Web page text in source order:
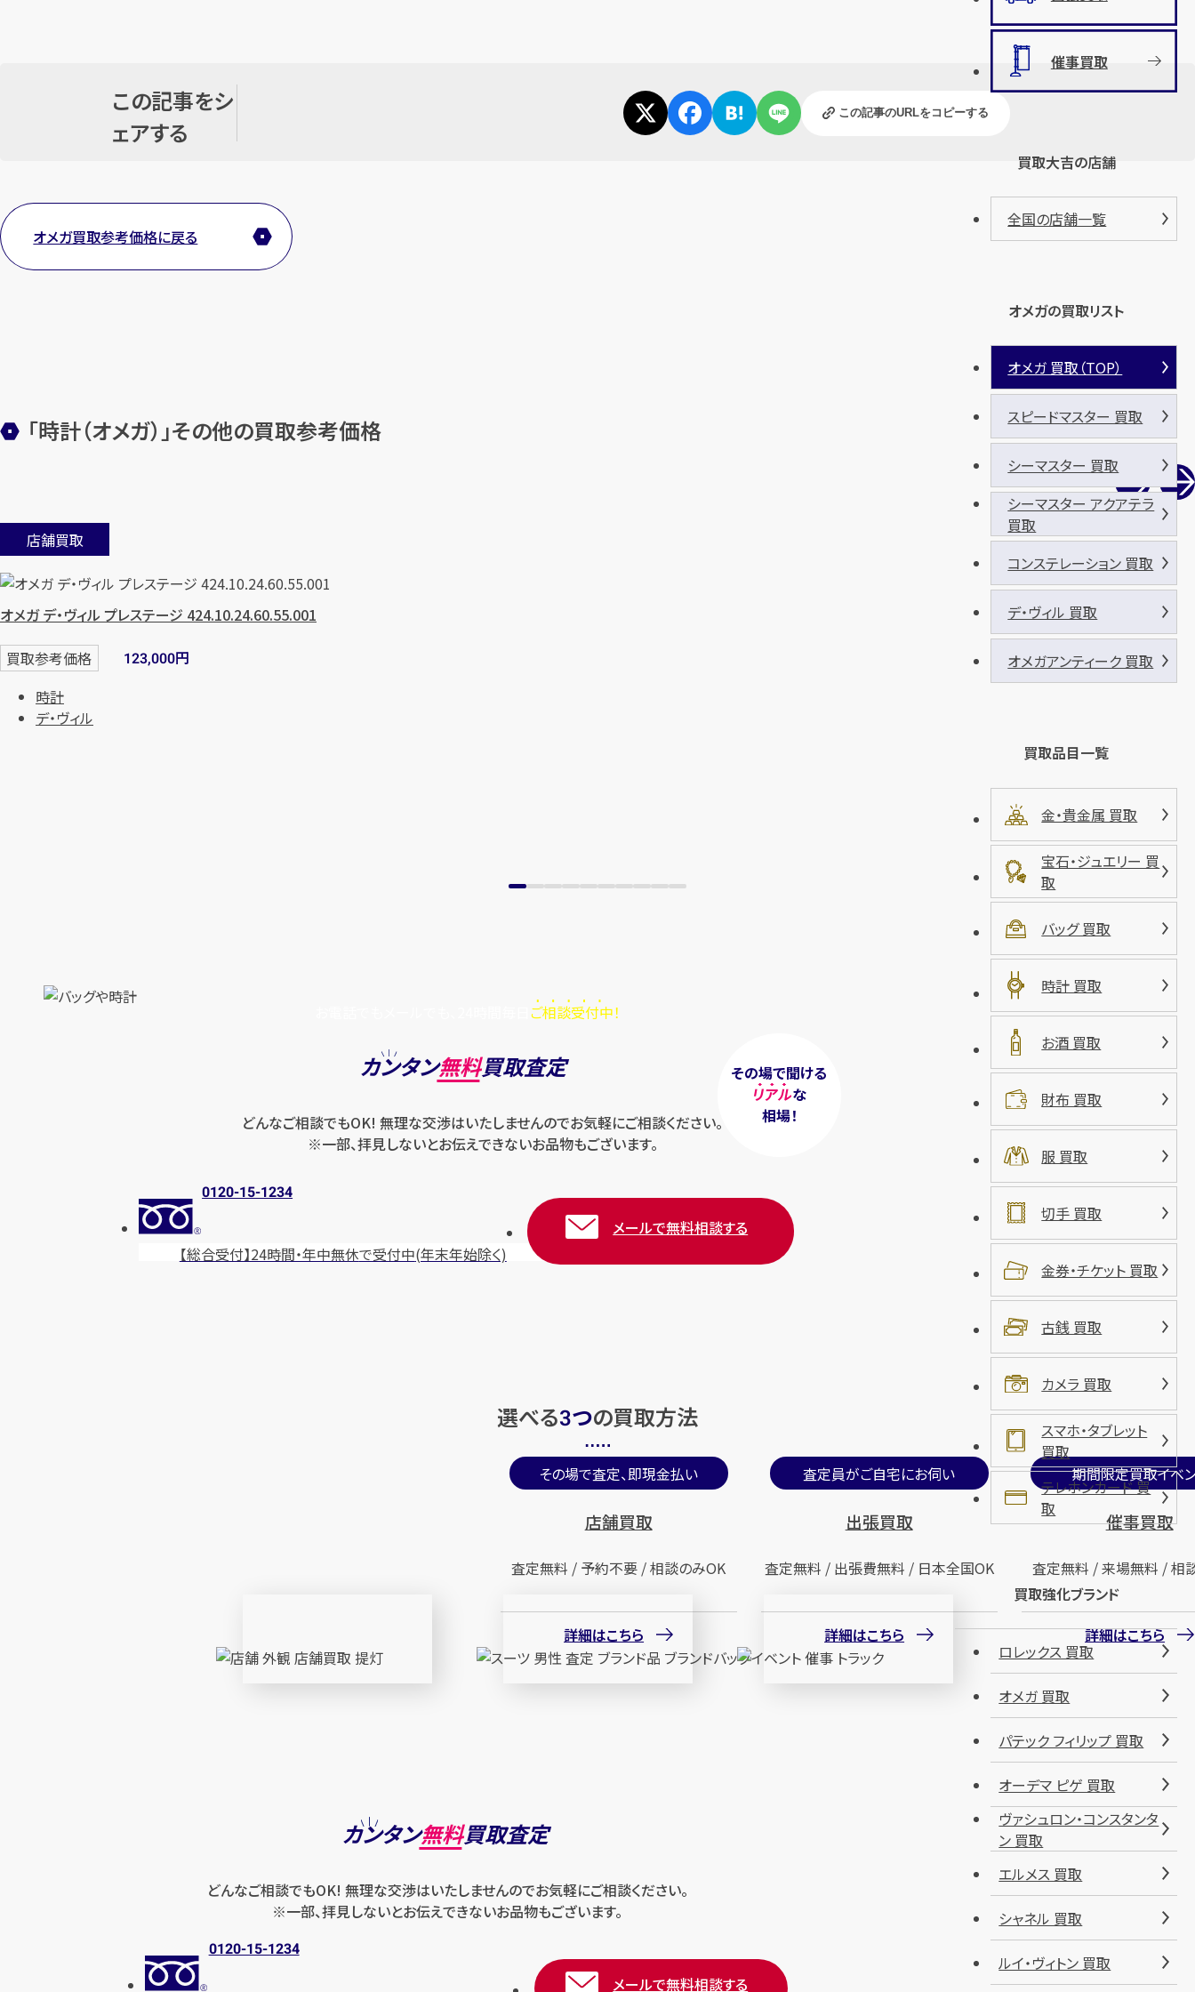
この記事をシ
ェアする
この記事のURLをコピーする
オメガ買取参考価格に戻る
「時計（オメガ）」その他の買取参考価格
店舗買取
オメガ デ・ヴィル プレステージ 424.10.24.60.55.001
買取参考価格 123,000円
時計
デ・ヴィル
ご相談受付中！
その場で聞ける
リアルな
相場！
カンタン無料買取査定
どんなご相談でもOK! 無理な交渉はいたしませんのでお気軽にご相談ください。
※一部、拝見しないとお伝えできないお品物もございます。
0120-15-1234
【総合受付】24時間・年中無休で受付中(年末年始除く)
メールで無料相談する
選べる3つの買取方法
その場で査定、即現金払い
店舗買取
査定無料 / 予約不要 / 相談のみOK
詳細はこちら
査定員がご自宅にお伺い
出張買取
査定無料 / 出張費無料 / 日本全国OK
詳細はこちら
期間限定買取イベ
催事買取
査定無料 / 来場無料 / 相
詳細はこちら
カンタン無料買取査定
どんなご相談でもOK! 無理な交渉はいたしませんのでお気軽にご相談ください。
※一部、拝見しないとお伝えできないお品物もございます。
0120-15-1234
メールで無料相談する
催事買取
買取大吉の店舗
全国の店舗一覧
オメガの買取リスト
オメガ 買取（TOP）
スピードマスター 買取
シーマスター 買取
シーマスター アクアテラ
買取
コンステレーション 買取
デ・ヴィル 買取
オメガアンティーク 買取
買取品目一覧
金・貴金属 買取
宝石・ジュエリー 買
取
バッグ 買取
時計 買取
お酒 買取
財布 買取
服 買取
切手 買取
金券・チケット 買取
古銭 買取
カメラ 買取
スマホ・タブレット
買取
テレホンカード 買
取
買取強化ブランド
ロレックス 買取
オメガ 買取
パテック フィリップ 買取
オーデマ ピゲ 買取
ヴァシュロン・コンスタンタ
ン 買取
エルメス 買取
シャネル 買取
ルイ・ヴィトン 買取